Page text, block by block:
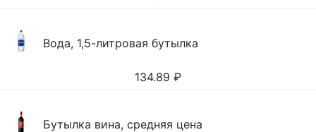
Вода, 1,5-литровая бутылка
134.89 ₽
Бутылка вина, средняя цена